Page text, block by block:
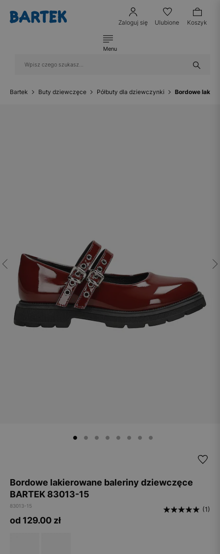
Zaloguj się Ulubione Koszyk
Menu
Bartek Buty dziewczęce Półbuty dla dziewczynki Bordowe
Bordowe lakierowane baleriny dziewczęce
BARTEK 83013-15
83013-15 (1)
od 129.00 zł